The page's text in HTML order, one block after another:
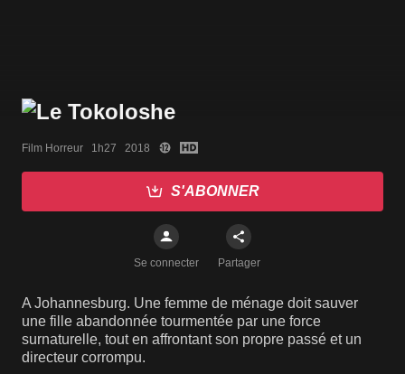
Film Horreur   1h27   2018
S'ABONNER
Se connecter Partager
A Johannesburg. Une femme de ménage doit sauver
une fille abandonnée tourmentée par une force
surnaturelle, tout en affrontant son propre passé et un
directeur corrompu.